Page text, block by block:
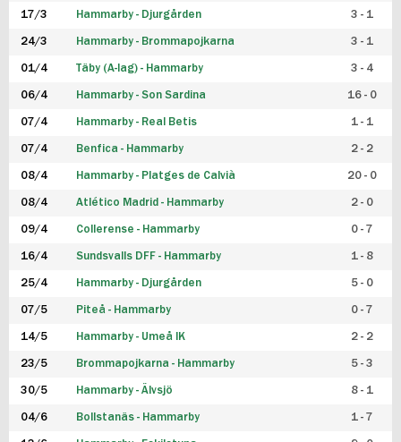
FUTSAL HERR
FUTSAL DAM
17/3 Hammarby - Djurgården 3 - 1
24/3 Hammarby - Brommapojkarna 3 - 1
01/4 Täby (A-lag) - Hammarby 3 - 4
06/4 Hammarby - Son Sardina 16 - 0
07/4 Hammarby - Real Betis 1 - 1
07/4 Benfica - Hammarby 2 - 2
08/4 Hammarby - Platges de Calvià 20 - 0
08/4 Atlético Madrid - Hammarby 2 - 0
09/4 Collerense - Hammarby 0 - 7
16/4 Sundsvalls DFF - Hammarby 1 - 8
25/4 Hammarby - Djurgården 5 - 0
07/5 Piteå - Hammarby 0 - 7
14/5 Hammarby - Umeå IK 2 - 2
23/5 Brommapojkarna - Hammarby 5 - 3
30/5 Hammarby - Älvsjö 8 - 1
04/6 Bollstanäs - Hammarby 1 - 7